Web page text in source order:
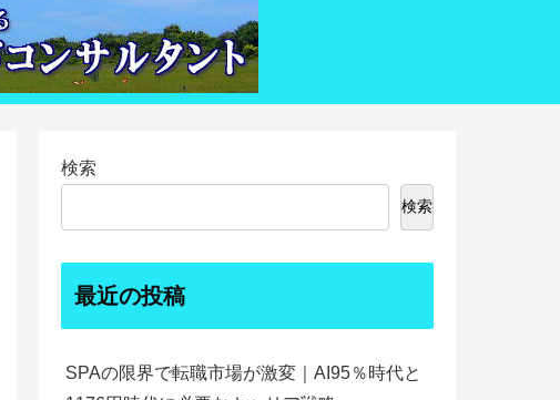
検索
検索
最近の投稿
SPAの限界で転職市場が激変｜AI95％時代と